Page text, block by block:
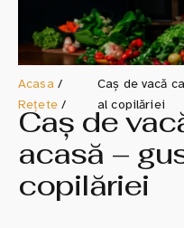
Acasa/
Rețete/
Caș de vacă
al copilăriei
Caș de
acasă –
copilăriei